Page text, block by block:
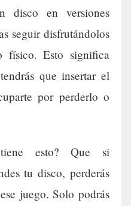
disco en versiones
seguir disfrutándolos
físico. Esto significa
que insertar el
por perderlo o
tiene esto? Que si
tu disco, perderás
juego. Solo podrás